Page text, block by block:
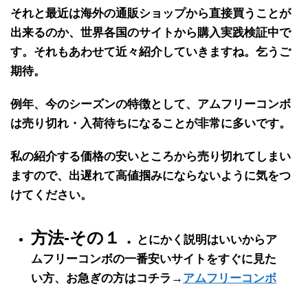
それと最近は海外の通販ショップから直接買うことが
出来るのか、世界各国のサイトから購入実践検証中で
す。それもあわせて近々紹介していきますね。乞うご
期待。
例年、 今のシーズンの特徴として、 アムフリーコンボ
は売り切れ・入荷待ちになることが非常に多いです。
私の紹介する価格の安いところから売り切れてしまい
ますので、出遅れて高値掴みにならないように気をつ
けてください。
方法-その１．
とにかく説明はいいからア
ムフリーコンボの一番安いサイトをすぐに見た
い方、お急ぎの方はコチラ→ アムフリーコンボ